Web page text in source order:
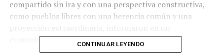
compartido sin ira y con una perspectiva constructiva,
como pueblos libres con una herencia común y una
comunicado.
CONTINUAR LEYENDO